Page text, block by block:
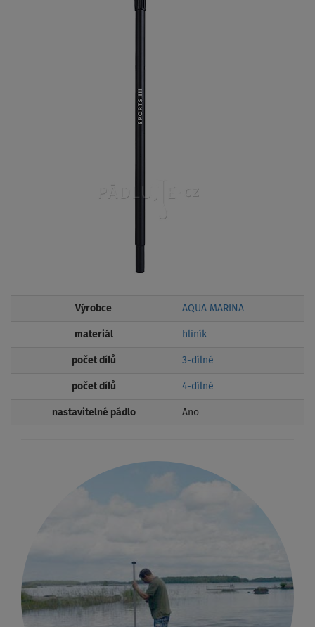
Výrobce AQUA MARINA
materiál hliník
počet dílů 3-dílné
počet dílů 4-dílné
nastavitelné pádlo Ano